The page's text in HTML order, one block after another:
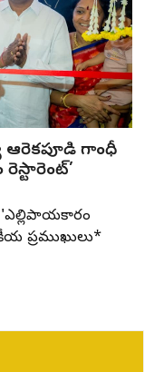
గాంధీ
ప్రముఖులు*